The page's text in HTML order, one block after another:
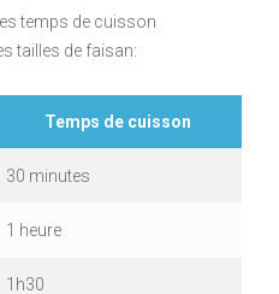
temps de cuisson
tailles de faisan:
Temps de cuisson
30 minutes
1 heure
1h30